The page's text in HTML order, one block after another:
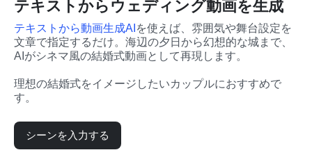
テキストからウェディング動画を生成
テキストから動画生成AI を使えば、雰囲気や舞台設定を
文章で指定するだけ。海辺の夕日から幻想的な城まで、
AIがシネマ風の結婚式動画として再現します。
理想の結婚式をイメージしたいカップルにおすすめで
す。
シーンを入力する